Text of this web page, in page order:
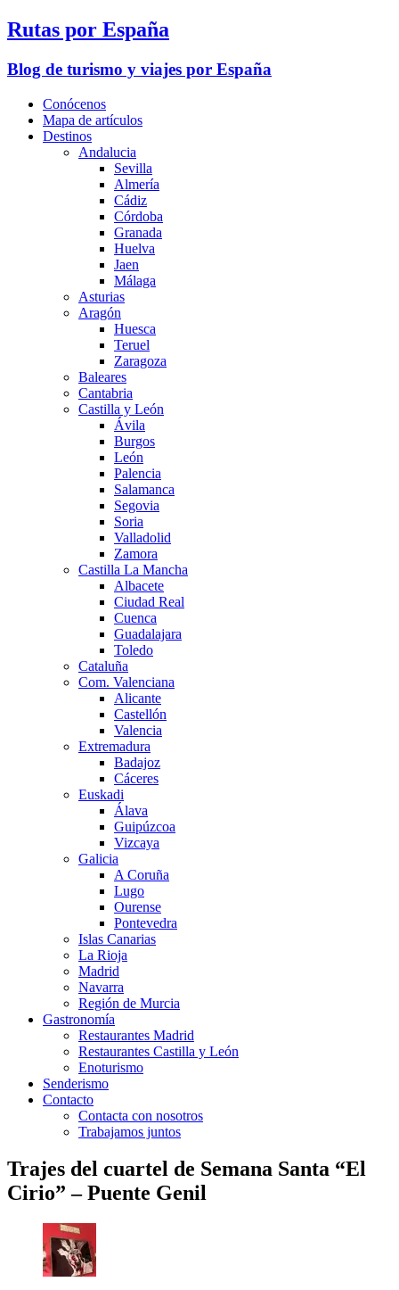
Rutas por España
Blog de turismo y viajes por España
Conócenos
Mapa de artículos
Destinos
Andalucia
Sevilla
Almería
Cádiz
Córdoba
Granada
Huelva
Jaen
Málaga
Asturias
Aragón
Huesca
Teruel
Zaragoza
Baleares
Cantabria
Castilla y León
Ávila
Burgos
León
Palencia
Salamanca
Segovia
Soria
Valladolid
Zamora
Castilla La Mancha
Albacete
Ciudad Real
Cuenca
Guadalajara
Toledo
Cataluña
Com. Valenciana
Alicante
Castellón
Valencia
Extremadura
Badajoz
Cáceres
Euskadi
Álava
Guipúzcoa
Vizcaya
Galicia
A Coruña
Lugo
Ourense
Pontevedra
Islas Canarias
La Rioja
Madrid
Navarra
Región de Murcia
Gastronomía
Restaurantes Madrid
Restaurantes Castilla y León
Enoturismo
Senderismo
Contacto
Contacta con nosotros
Trabajamos juntos
Trajes del cuartel de Semana Santa “El
Cirio” – Puente Genil